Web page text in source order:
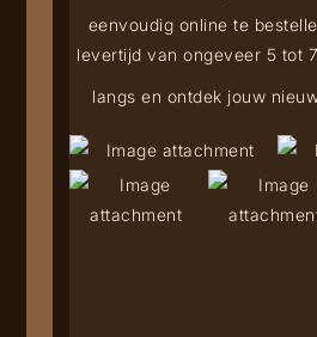
eenvoudig online te
levertijd van ongeveer 5 tot
langs en ontdek jouw